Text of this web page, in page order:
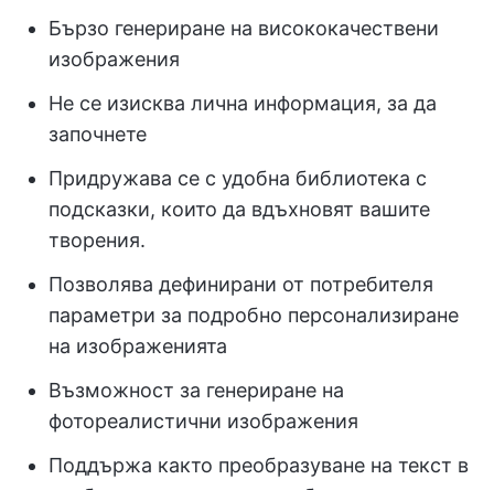
Бързо генериране на висококачествени
изображения
Не се изисква лична информация, за да
започнете
Придружава се с удобна библиотека с
подсказки, които да вдъхновят вашите
творения.
Позволява дефинирани от потребителя
параметри за подробно персонализиране
на изображенията
Възможност за генериране на
фотореалистични изображения
Поддържа както преобразуване на текст в